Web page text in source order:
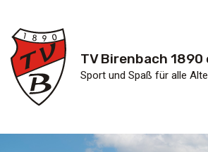
TV Birenbach 1890
Sport und Spaß für alle